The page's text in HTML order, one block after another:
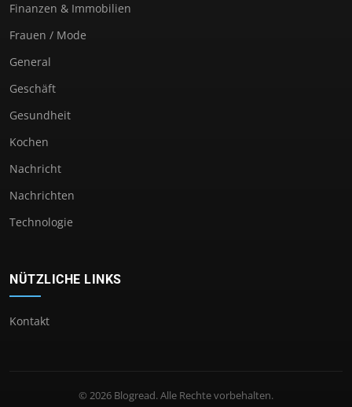
Finanzen & Immobilien
Frauen / Mode
General
Geschäft
Gesundheit
Kochen
Nachricht
Nachrichten
Technologie
NÜTZLICHE LINKS
Kontakt
© 2026 Blogread. Alle Rechte vorbehalten.